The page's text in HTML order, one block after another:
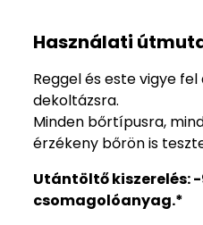
Használati
Reggel és este vigye
dekoltázsra.
Minden bőrtípusra,
érzékeny bőrön is
Utántöltő kiszerelés: -
csomagolóanyag.*